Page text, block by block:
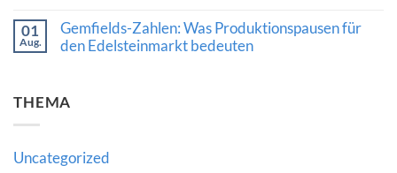
für
den
internationalen
zu
Strategische
Führung
Schmuckhandel:
für
Käufer
01
Aug.
Gemfields-Zahlen: Was Produktionspausen für
den Edelsteinmarkt bedeuten
Gemfields-
den
THEMA
Uncategorized